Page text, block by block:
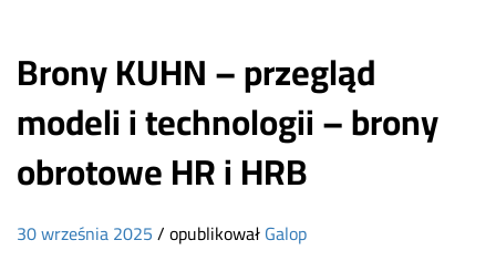
Brony KUHN – przegląd
modeli i technologii – brony
obrotowe HR i HRB
30 września 2025/opublikowałGalop